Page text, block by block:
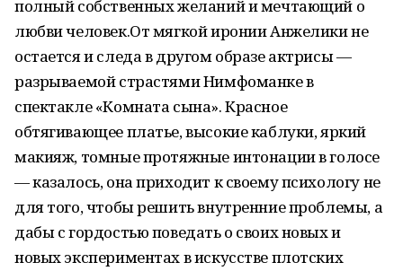
полный собственных желаний и мечтающий о
любви человек.От мягкой иронии Анжелики не
остается и следа в другом образе актрисы —
разрываемой страстями Нимфоманке в
спектакле «Комната сына». Красное
обтягивающее платье, высокие каблуки, яркий
макияж, томные протяжные интонации в голосе
— казалось, она приходит к своему психологу не
для того, чтобы решить внутренние проблемы, а
дабы с гордостью поведать о своих новых и
новых экспериментах в искусстве плотских